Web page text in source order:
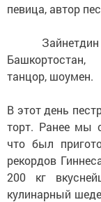
певица, автор
Зайнетдин -
Башкортостан,
танцор, шоумен.
В этот день
торт. Ранее мы
что был
рекордов
200 кг
кулинарный